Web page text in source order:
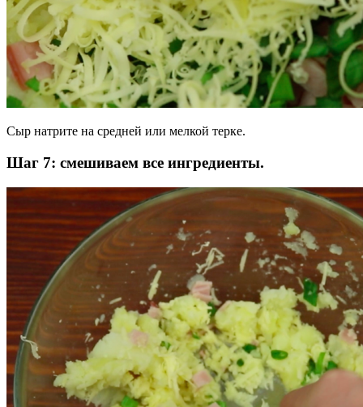
Сыр натрите на средней или мелкой терке.
Шаг 7: смешиваем все ингредиенты.